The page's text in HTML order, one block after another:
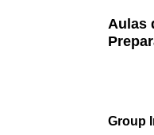
Aulas
Group